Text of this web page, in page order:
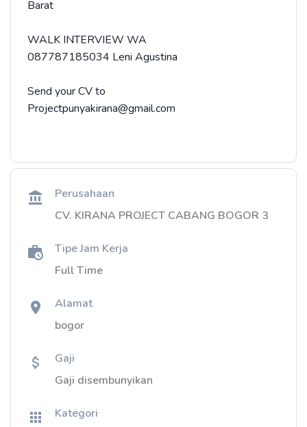
Barat
WALK INTERVIEW WA
087787185034 Leni Agustina
Send your CV to
Projectpunyakirana@gmail.com
Perusahaan
CV. KIRANA PROJECT CABANG BOGOR 3
Tipe Jam Kerja
Full Time
Alamat
bogor
Gaji
Gaji disembunyikan
Kategori